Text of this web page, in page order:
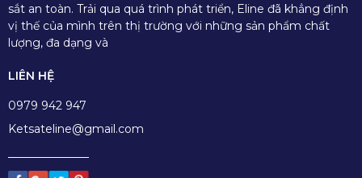
sắt an toàn. Trải qua quá trình phát triển, Eline đã khẳng định
vị thế của mình trên thị trường với những sản phẩm chất
lượng, đa dạng và
LIÊN HỆ
0979 942 947
Ketsateline@gmail.com